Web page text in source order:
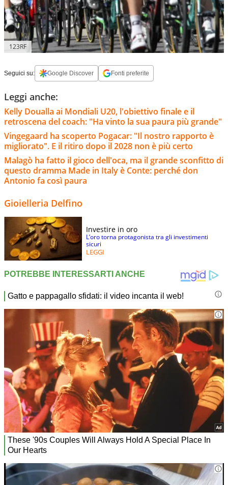
123RF
Seguici su: Google Discover Fonti preferite
Leggi anche:
Kelly Doualla ai Mondiali U20, l'obiettivo finale e il
retroscena del coach: "Ha vinto la sua paura più grande"
Vingegaard ha scoperto Pogacar: "Il nostro rapporto è
migliorato". E il ritiro dopo il 2028 non è più certo
Malagò ha fatto il gioco dell'oca, ma il grande sconfitto di
questo dramma Made in Italy è Conte: perché don
Antonio fa così paura
Gioielleria Delfino
Investire in oro
L’oro torna protagonista tra gli investimenti
sicuri
LEGGI